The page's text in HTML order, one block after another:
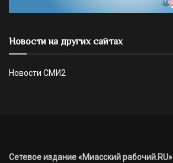
Новости на других сайтах
Новости СМИ2
Сетевое издание «Миасский рабочий.RU»